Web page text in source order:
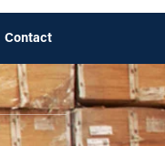
Contact